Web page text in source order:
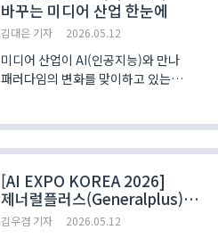
적발될 수 있는 경우가 늘고 있어
중소기업들의 각별한 유..
바꾸는 미디어 산업 한눈에
김대은 기자 2026.05.12
미디어 산업이 AI(인공지능)와 만나
패러다임의 변화를 맞이하고 있는
코바)’이 서울 코엑스(COEX)에서 12일
나흘간의 막을 올렸다. ‘AI가 깨우는
미디어시대: 콘..
[AI EXPO KOREA 2026]
제너럴플러스(Generalplus),
일상 가전용 저전력 엣지 AI
김우겸 기자 2026.05.12